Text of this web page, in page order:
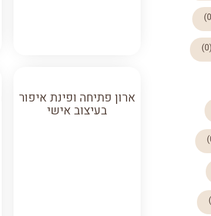
0
)
(
0
)
)
)
ארון פתיחה ופינת איפור
בעיצוב אישי